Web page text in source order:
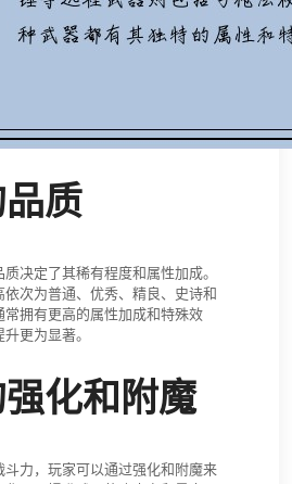
质
决定了其稀有程度和属性加成。
次为普通、优秀、精良、史诗和
拥有更高的属性加成和特殊效
更为显著。
化和附魔
力，玩家可以通过强化和附魔来